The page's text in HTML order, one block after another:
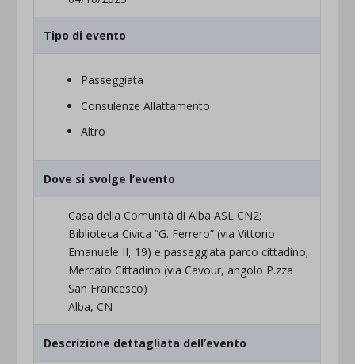
Tipo di evento
Passeggiata
Consulenze Allattamento
Altro
Dove si svolge l’evento
Casa della Comunità di Alba ASL CN2;
Biblioteca Civica “G. Ferrero” (via Vittorio
Emanuele II, 19) e passeggiata parco cittadino;
Mercato Cittadino (via Cavour, angolo P.zza
San Francesco)
Alba, CN
Descrizione dettagliata dell’evento